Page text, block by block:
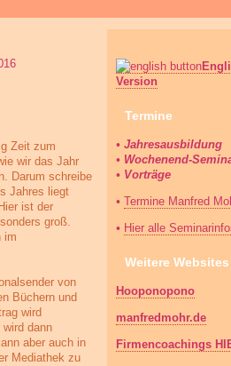
Version
Termine
• Jahresausbildung
• Wochenend-
• Vorträge
• Termine Manfred
• Hier alle
Weitere Websites
Hooponopono
manfredmohr.de
Firmencoachings
Zeit zum
wir das Jahr
Darum schreibe
Jahres liegt
ist der
groß.
im
von
Büchern und
wird
dann
aber auch in
Mediathek zu